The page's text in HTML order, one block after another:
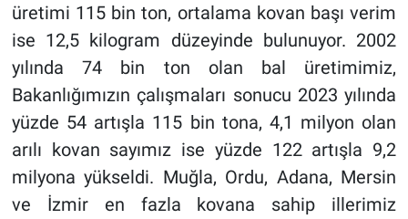
üretimi 115 bin ton, ortalama kovan başı verim
ise 12,5 kilogram düzeyinde bulunuyor. 2002
yılında 74 bin ton olan bal üretimimiz,
Bakanlığımızın çalışmaları sonucu 2023 yılında
yüzde 54 artışla 115 bin tona, 4,1 milyon olan
arılı kovan sayımız ise yüzde 122 artışla 9,2
milyona yükseldi. Muğla, Ordu, Adana, Mersin
ve İzmir en fazla kovana sahip illerimiz